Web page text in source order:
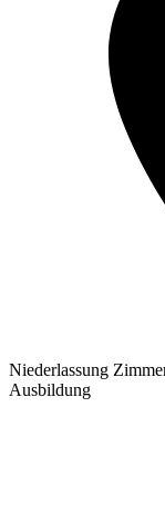
Niederlassung
Ausbildung